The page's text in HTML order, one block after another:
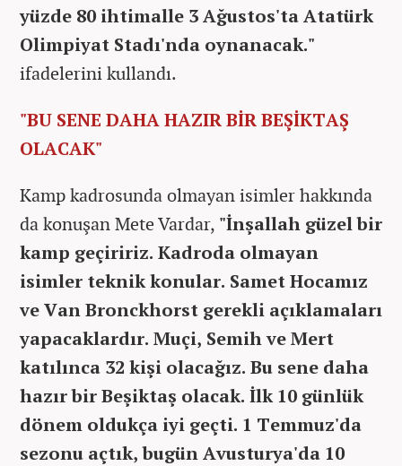
yüzde 80 ihtimalle 3 Ağustos'ta Atatürk
Olimpiyat Stadı'nda oynanacak."
ifadelerini kullandı.
"BU SENE DAHA HAZIR BİR BEŞİKTAŞ
OLACAK"
Kamp kadrosunda olmayan isimler hakkında
da konuşan Mete Vardar, "İnşallah güzel bir
kamp geçiririz. Kadroda olmayan
isimler teknik konular. Samet Hocamız
ve Van Bronckhorst gerekli açıklamaları
yapacaklardır. Muçi, Semih ve Mert
katılınca 32 kişi olacağız. Bu sene daha
hazır bir Beşiktaş olacak. İlk 10 günlük
dönem oldukça iyi geçti. 1 Temmuz'da
sezonu açtık, bugün Avusturya'da 10